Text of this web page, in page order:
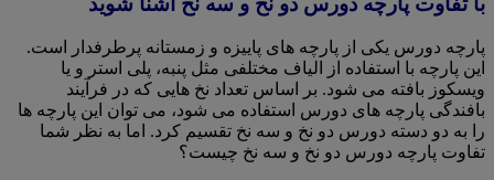
پارچه دورس یکی از پارچه های پاییزه و زمستانه پرطرفدار است.
این پارچه با استفاده از الیاف مختلفی مثل پنبه، پلی استر و یا
ویسکوز بافته می شود. بر اساس تعداد نخ هایی که در فرآیند
بافندگی پارچه های دورس استفاده می شود، می توان این پارچه ها
را به دو دسته دورس دو نخ و سه نخ تقسیم کرد. اما به نظر شما
تفاوت پارچه دورس دو نخ و سه نخ چیست؟